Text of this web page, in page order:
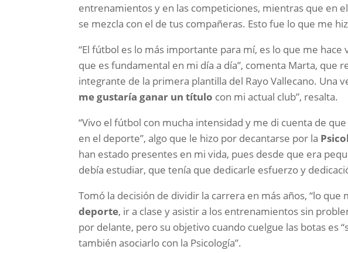
entrenamientos y en las competiciones, mientras que en
se mezcla con el de tus compañeras. Esto fue lo que me
“El fútbol es lo más importante para mí, es lo que me
que es fundamental en mi día a día”, comenta Marta, que
integrante de la primera plantilla del Rayo Vallecano. Una
me gustaría ganar un título con mi actual club”, resalta.
“Vivo el fútbol con mucha intensidad y me di cuenta de que
en el deporte”, algo que le hizo por decantarse por la
han estado presentes en mi vida, pues desde que era
debía estudiar, que tenía que dedicarle esfuerzo y
Tomó la decisión de dividir la carrera en más años, “lo que
deporte, ir a clase y asistir a los entrenamientos sin
por delante, pero su objetivo cuando cuelgue las botas es
también asociarlo con la Psicología”.